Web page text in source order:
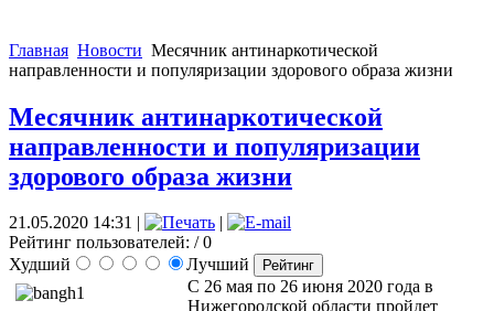
Главная Новости Месячник антинаркотической
направленности и популяризации здорового образа жизни
Месячник антинаркотической
направленности и популяризации
здорового образа жизни
21.05.2020 14:31
Рейтинг пользователей: / 0
Худший
Лучший
С 26 мая по 26 июня 2020 года в
Нижегородской области пройдет